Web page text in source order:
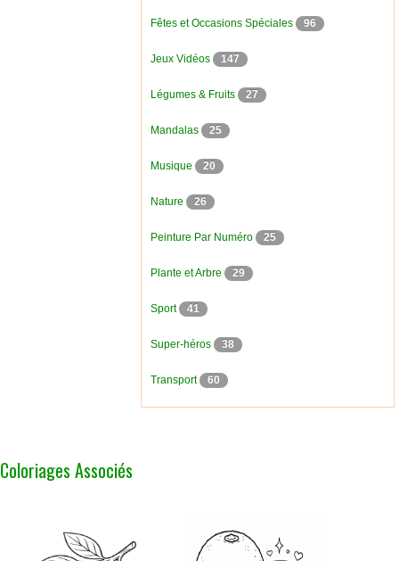
Fêtes et Occasions Spéciales 96
Jeux Vidéos 147
Légumes & Fruits 27
Mandalas 25
Musique 20
Nature 26
Peinture Par Numéro 25
Plante et Arbre 29
Sport 41
Super-héros 38
Transport 60
Coloriages Associés